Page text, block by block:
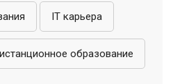
IT карьера
образование